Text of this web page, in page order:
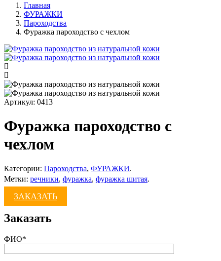
Главная
ФУРАЖКИ
Пароходства
Фуражка пароходство с чехлом
Артикул: 0413
Фуражка пароходство с
чехлом
Категории: Пароходства, ФУРАЖКИ.
Метки: речники, фуражка, фуражка шитая.
ЗАКАЗАТЬ
Заказать
ФИО*